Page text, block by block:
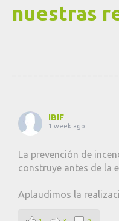
nuestras
IBIF
1 week ago
La prevención de
construye antes de la
Aplaudimos la